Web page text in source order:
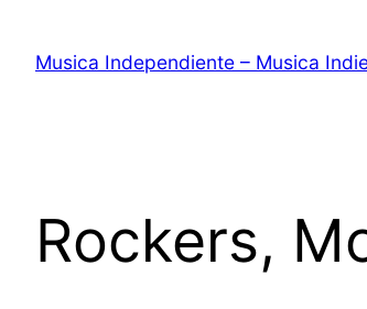
contenido
Musica Independiente – Musica
Rockers,